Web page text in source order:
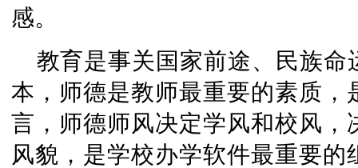
感。
教育是事关国家前途、民族
本，师德是教师最重要的素质
言，师德师风决定学风和校风
风貌，是学校办学软件最重要